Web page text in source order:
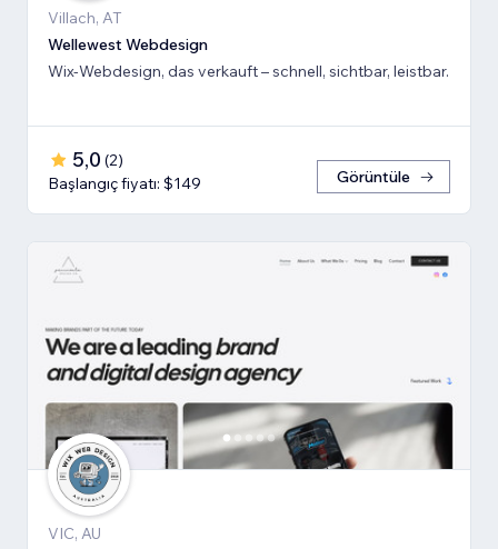
Villach, AT
Wellewest Webdesign
Wix-Webdesign, das verkauft – schnell, sichtbar, leistbar.
5,0 (2)
Başlangıç fiyatı: $149
Görüntüle
VIC, AU